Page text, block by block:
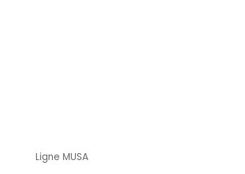
Ligne MUSA